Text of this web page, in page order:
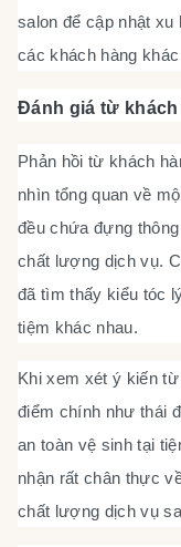
salon để cập nhật
các khách hàng
Đánh giá từ khách
Phản hồi từ khách
nhìn tổng quan về
đều chứa đựng
chất lượng dịch vụ.
đã tìm thấy kiểu tóc
tiệm khác nhau.
Khi xem xét ý kiến
điểm chính như thái
an toàn vệ sinh tại
nhận rất chân thực
chất lượng dịch vụ